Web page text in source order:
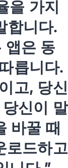
을 가지
합니다.
앱은 동
릅니다.
고, 당신
신이 말
바꿀 때
로드하고